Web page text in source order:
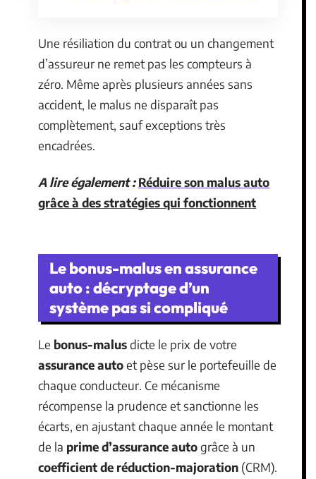
Une résiliation du contrat ou un changement
d’assureur ne remet pas les compteurs à
zéro. Même après plusieurs années sans
accident, le malus ne disparaît pas
complètement, sauf exceptions très
encadrées.
A lire également : Réduire son malus auto
grâce à des stratégies qui fonctionnent
Le bonus-malus en assurance
auto : décryptage d’un
système pas si compliqué
Le bonus-malusdicte le prix de votre
assurance autoet pèse sur le portefeuille de
chaque conducteur. Ce mécanisme
récompense la prudence et sanctionne les
écarts, en ajustant chaque année le montant
de la prime d’assurance autogrâce à un
coefficient de réduction-majoration (CRM).